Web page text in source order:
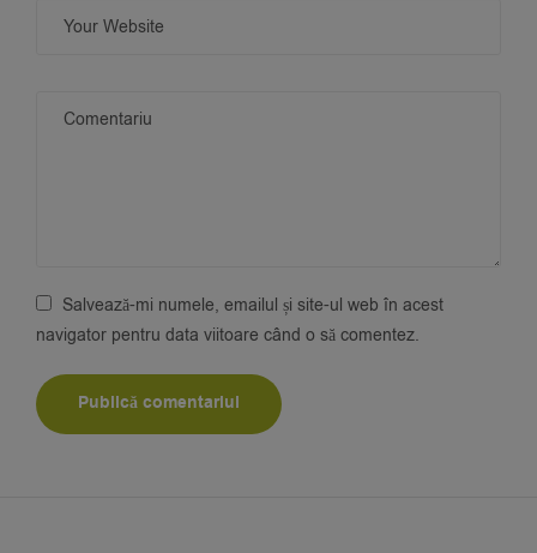
Salvează-mi numele, emailul și site-ul web în acest
navigator pentru data viitoare când o să comentez.